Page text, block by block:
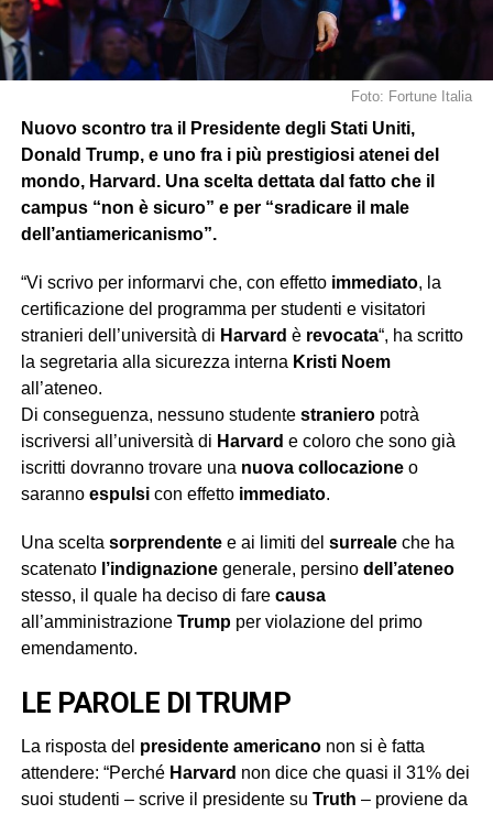
Foto: Fortune Italia
Nuovo scontro tra il Presidente degli Stati Uniti,
Donald Trump, e uno fra i più prestigiosi atenei del
mondo, Harvard. Una scelta dettata dal fatto che il
campus “non è sicuro” e per “sradicare il male
dell’antiamericanismo”.
“Vi scrivo per informarvi che, con effetto immediato, la
certificazione del programma per studenti e visitatori
stranieri dell’università di Harvard è revocata“, ha scritto
la segretaria alla sicurezza interna Kristi Noem
all’ateneo.
Di conseguenza, nessuno studente stranieropotrà
iscriversi all’università di Harvard e coloro che sono già
iscritti dovranno trovare una nuova collocazioneo
saranno espulsicon effetto immediato.
Una scelta sorprendentee ai limiti del surrealeche ha
scatenato l’indignazionegenerale, persino dell’ateneo
stesso, il quale ha deciso di fare causa
all’amministrazione Trumpper violazione del primo
emendamento.
LE PAROLE DI TRUMP
La risposta del presidente americanonon si è fatta
attendere: “Perché Harvard non dice che quasi il 31% dei
suoi studenti – scrive il presidente su Truth – proviene da